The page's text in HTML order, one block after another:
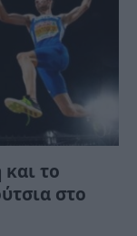
το
στο